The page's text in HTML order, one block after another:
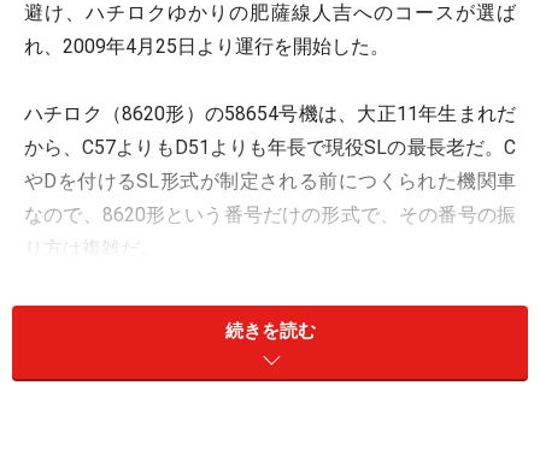
避け、ハチロクゆかりの肥薩線人吉へのコースが選ば
れ、2009年4月25日より運行を開始した。
ハチロク（8620形）の58654号機は、大正11年生まれだ
から、C57よりもD51よりも年長で現役SLの最長老だ。C
やDを付けるSL形式が制定される前につくられた機関車
なので、8620形という番号だけの形式で、その番号の振
り方は複雑だ。
八代から、いよいよ絶景路線・肥薩線の旅が始まる
続きを読む